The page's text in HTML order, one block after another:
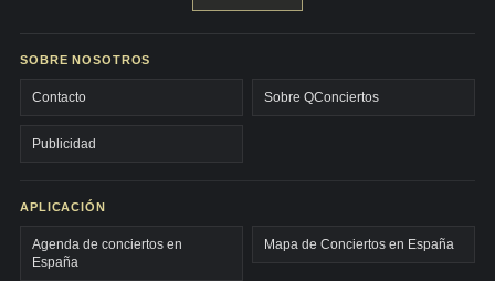
SOBRE NOSOTROS
Contacto Sobre QConciertos
Publicidad
APLICACIÓN
Agenda de conciertos en
España
Mapa de Conciertos en España